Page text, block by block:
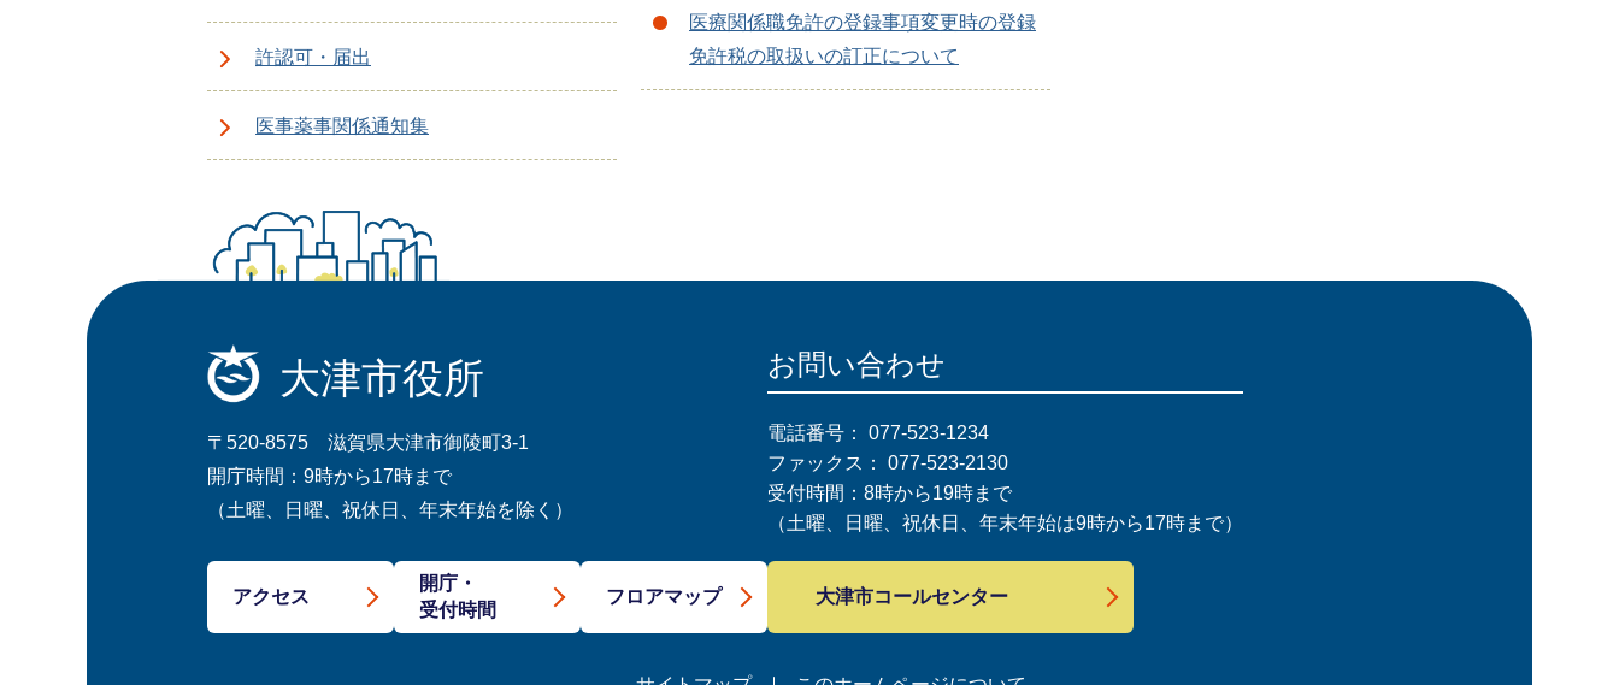
許認可・届出
医事薬事関係通知集
医療関係職免許の登録事項変更時の登録
免許税の取扱いの訂正について
大津市役所
〒520-8575 滋賀県大津市御陵町3-1
開庁時間：9時から17時まで
（土曜、日曜、祝休日、年末年始を除く）
アクセス
開庁・
受付時間
フロアマップ
お問い合わせ
電話番号： 077-523-1234
ファックス： 077-523-2130
受付時間：8時から19時まで
（土曜、日曜、祝休日、年末年始は9時から17時まで）
大津市コールセンター